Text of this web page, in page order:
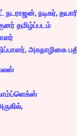
நடராஜன், நடிகர்,
தமிழ்ப்படம்
அகநாழிகை